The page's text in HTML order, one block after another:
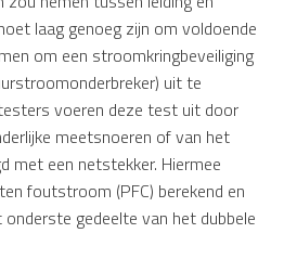
laag genoeg zijn om voldoende
om een stroomkringbeveiliging
uit te
voeren deze test uit door
meetsnoeren of van het
met een netstekker. Hiermee
foutstroom (PFC) berekend en
gedeelte van het dubbele